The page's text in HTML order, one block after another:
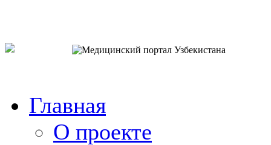
Главная
О проекте